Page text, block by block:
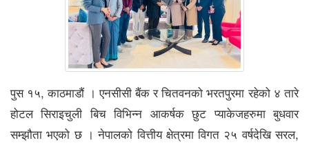
पुस १५, काठमाडौं । एनसीसी बैंक र चितवनको भरतपुरमा रहेको ४ तारे
होटल सिराइचुली बिच विभिन्न आकर्षक छुट प्याकेजहरुमा बुधवार
सम्झौता भएको छ । नेपालको वित्तीय क्षेत्रमा विगत २५ वर्षदेखि सरल,